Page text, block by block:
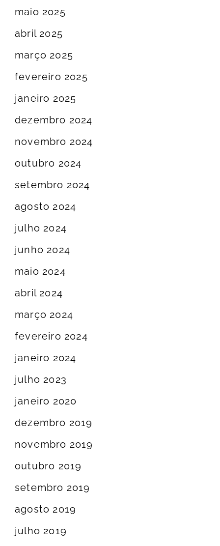
maio 2025
abril 2025
março 2025
fevereiro 2025
janeiro 2025
dezembro 2024
novembro 2024
outubro 2024
setembro 2024
agosto 2024
julho 2024
junho 2024
maio 2024
abril 2024
março 2024
fevereiro 2024
janeiro 2024
julho 2023
janeiro 2020
dezembro 2019
novembro 2019
outubro 2019
setembro 2019
agosto 2019
julho 2019